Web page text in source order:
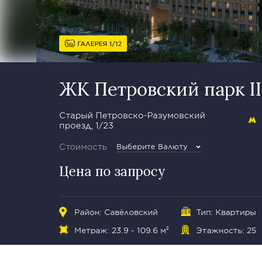
ГАЛЕРЕЯ 1 12
ЖК Петровский парк II
Старый Петровско-Разумовский
проезд, 1/23
Стоимость Выберите Валюту
Цена по запросу
Район: Савёловский Тип: Квартиры
Метраж: 23.9 - 109.6 м²
Этажность: 25